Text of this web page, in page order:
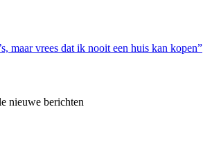
maar vrees dat ik nooit een huis kan kopen”
nieuwe berichten